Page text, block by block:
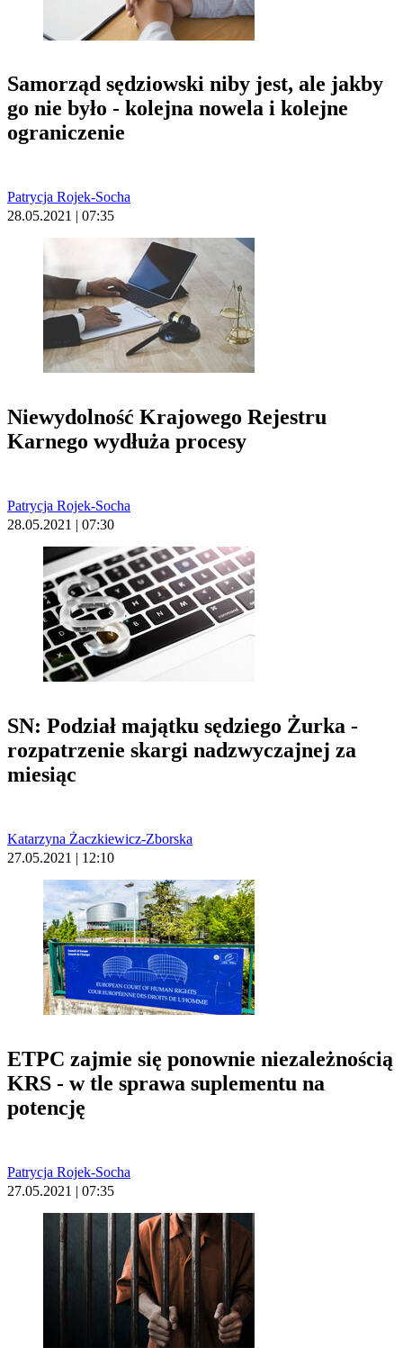
Samorząd sędziowski niby jest, ale jakby
go nie było - kolejna nowela i kolejne
ograniczenie
Patrycja Rojek-Socha
28.05.2021 | 07:35
Niewydolność Krajowego Rejestru
Karnego wydłuża procesy
Patrycja Rojek-Socha
28.05.2021 | 07:30
SN: Podział majątku sędziego Żurka -
rozpatrzenie skargi nadzwyczajnej za
miesiąc
Katarzyna Żaczkiewicz-Zborska
27.05.2021 | 12:10
ETPC zajmie się ponownie niezależnością
KRS - w tle sprawa suplementu na
potencję
Patrycja Rojek-Socha
27.05.2021 | 07:35